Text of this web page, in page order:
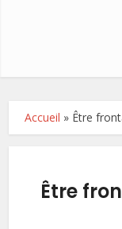
Accueil » Être
Être